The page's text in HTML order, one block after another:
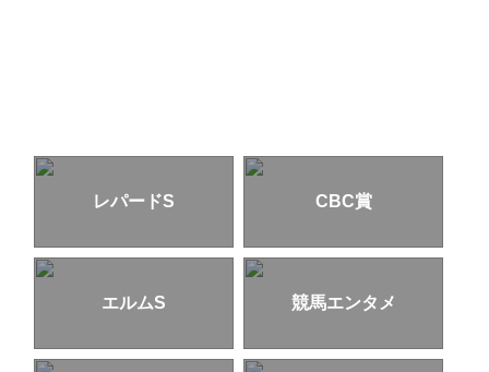
レパードS CBC賞
エルムS 競馬エンタメ